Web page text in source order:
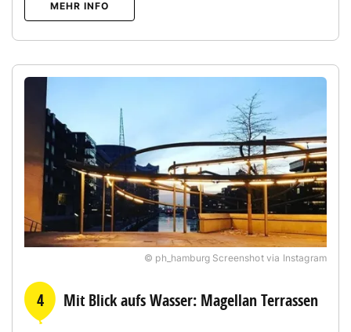
MEHR INFO
© ph_hamburg Screenshot via Instagram
4 Mit Blick aufs Wasser: Magellan Terrassen